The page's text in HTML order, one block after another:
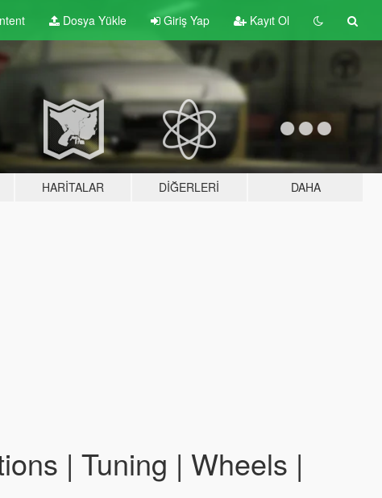
Dosya Yükle Giriş Yap Kayıt Ol
HARITALAR DIĞERLERI DAHA
| Tuning | Wheels |